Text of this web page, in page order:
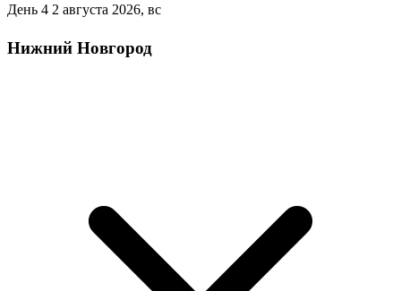
День 4 2 августа 2026, вс
Нижний Новгород